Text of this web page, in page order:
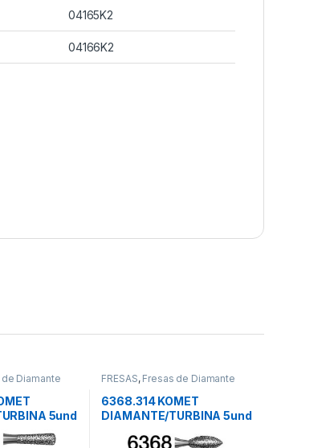
04165K2
04166K2
de Diamante
5und
FRESAS, Fresas de Diamante
6368.314 KOMET
DIAMANTE/TURBINA 5und